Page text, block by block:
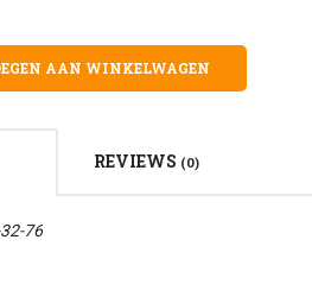
AAN WINKELWAGEN
REVIEWS (0)
76